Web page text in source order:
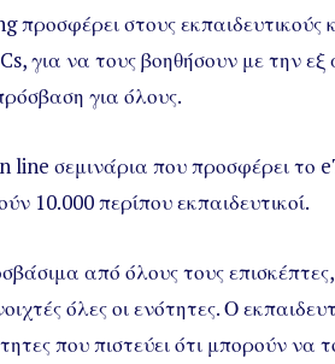
στους εκπαιδευτικούς
για να τους βοηθήσουν με την
για όλους.
line σεμινάρια που προσφέρει το
10.000 περίπου εκπαιδευτικοί.
από όλους τους
όλες οι ενότητες. Ο
που πιστεύει ότι μπορούν